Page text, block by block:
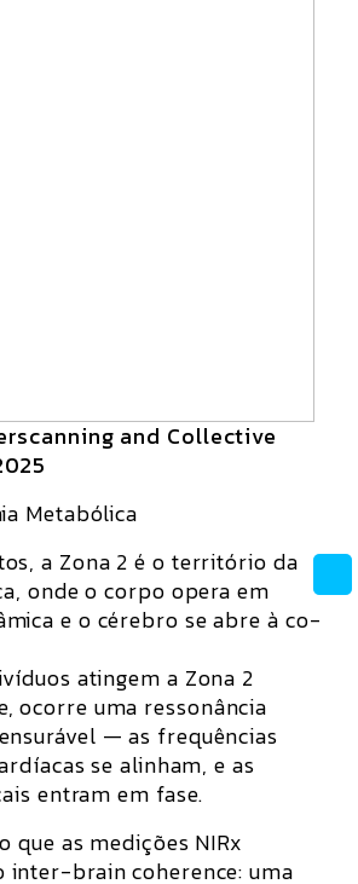
and Collective
Metabólica
a Zona 2 é o território da
, onde o corpo opera em
e o cérebro se abre à co-
atingem a Zona 2
ocorre uma ressonância
— as frequências
se alinham, e as
entram em fase.
que as medições NIRx
inter-brain coherence: uma